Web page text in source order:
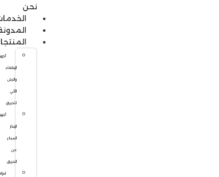
الخدمات
المدونة
المنتجات
أجهزة
أجهزة
ادوات